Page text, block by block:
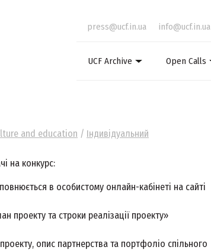
press@ucf.in.ua info@ucf.in.ua
UCF Archive Open Calls
and education / Індивідуальний
на конкурс:
в особистому онлайн-кабінеті на сайті
проекту та строки реалізації проекту»
опис партнерства та портфоліо спільного